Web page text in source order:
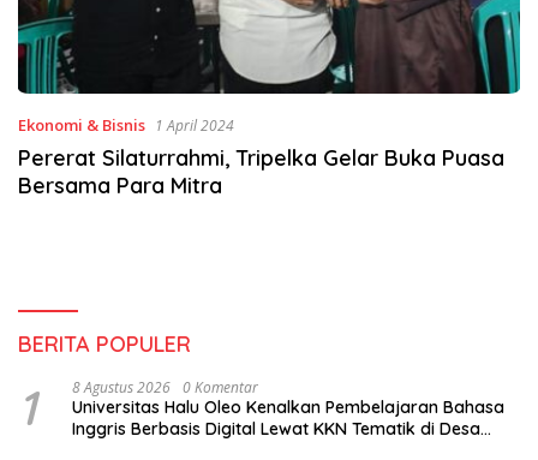
Ekonomi & Bisnis 1 April 2024
Pererat Silaturrahmi, Tripelka Gelar Buka Puasa
Bersama Para Mitra
BERITA POPULER
1 8 Agustus 2026 0 Komentar
Universitas Halu Oleo Kenalkan Pembelajaran Bahasa
Inggris Berbasis Digital Lewat KKN Tematik di Desa